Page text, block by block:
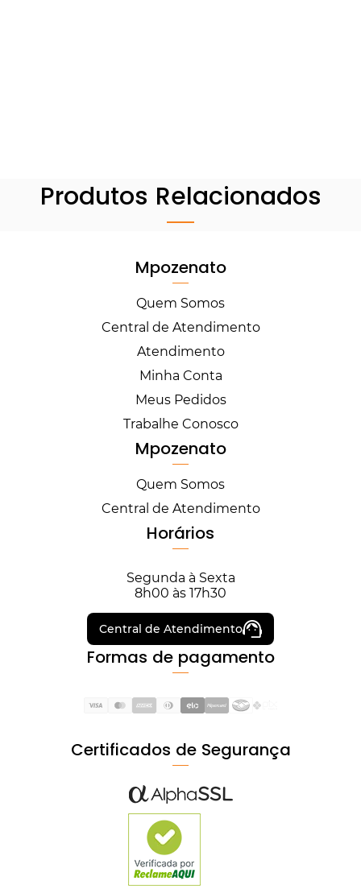
Produtos Relacionados
Mpozenato
Quem Somos
Central de Atendimento
Atendimento
Minha Conta
Meus Pedidos
Trabalhe Conosco
Mpozenato
Quem Somos
Central de Atendimento
Horários
Segunda à Sexta
8h00 às 17h30
Central de Atendimento
Formas de pagamento
Certificados de Segurança